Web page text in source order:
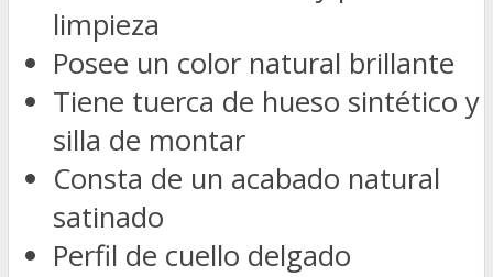
limpieza
Posee un color natural brillante
Tiene tuerca de hueso sintético y
silla de montar
Consta de un acabado natural
satinado
Perfil de cuello delgado